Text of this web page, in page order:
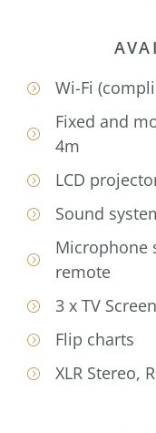
Wi-Fi
Fixed and
4m
LCD
Sound
Microphone
remote
3 x TV
Flip charts
XLR Stereo,